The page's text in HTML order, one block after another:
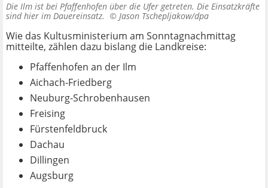
Die Ilm ist bei Pfaffenhofen über die Ufer getreten. Die Einsatzkräfte
sind hier im Dauereinsatz. © Jason Tschepljakow/dpa
Wie das Kultusministerium am Sonntagnachmittag
mitteilte, zählen dazu bislang die Landkreise:
Pfaffenhofen an der Ilm
Aichach-Friedberg
Neuburg-Schrobenhausen
Freising
Fürstenfeldbruck
Dachau
Dillingen
Augsburg